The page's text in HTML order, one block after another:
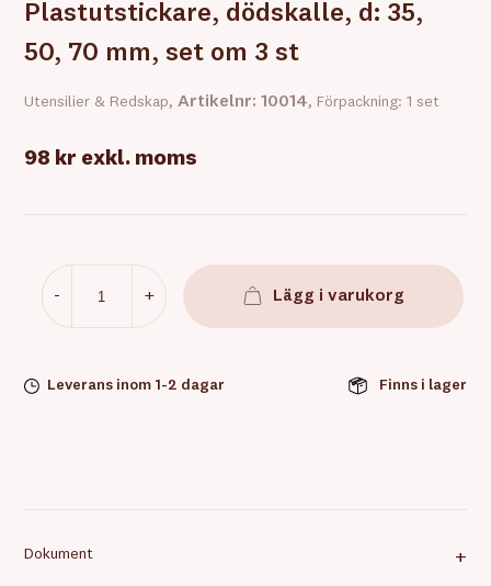
Plastutstickare, dödskalle, d: 35,
50, 70 mm, set om 3 st
Utensilier & Redskap,Artikelnr: 10014, Förpackning: 1 set
98 kr exkl. moms
- + Lägg i varukorg
Leverans inom 1-2 dagar Finns i lager
Dokument +